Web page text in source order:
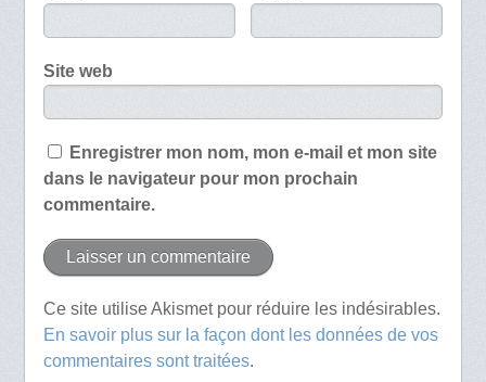
Site web
Enregistrer mon nom, mon e-mail et mon site
dans le navigateur pour mon prochain
commentaire.
Ce site utilise Akismet pour réduire les indésirables.
En savoir plus sur la façon dont les données de vos
commentaires sont traitées.